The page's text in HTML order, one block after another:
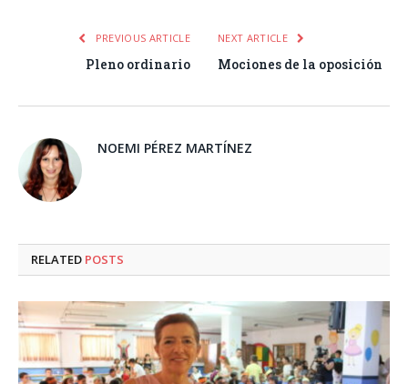
PREVIOUS ARTICLE
Pleno ordinario
NEXT ARTICLE
Mociones de la oposición
NOEMI PÉREZ MARTÍNEZ
RELATED POSTS